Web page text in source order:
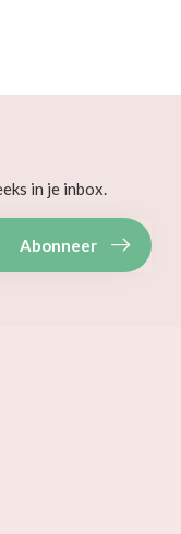
in je inbox.
Abonneer